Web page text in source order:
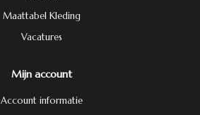
Maattabel Kleding
Vacatures
Mijn account
Account informatie